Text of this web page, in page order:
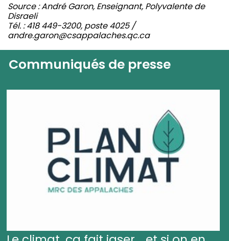
Source : André Garon, Enseignant, Polyvalente de
Disraeli
Tél. : 418 449-3200, poste 4025 /
andre.garon@csappalaches.qc.ca
Communiqués de presse